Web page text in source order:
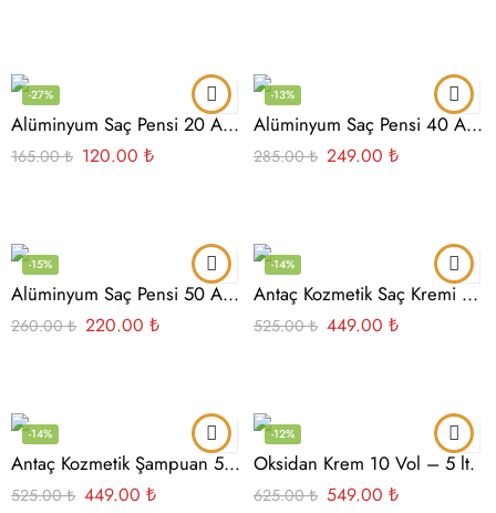
-27%
Alüminyum Saç Pensi 20 Adet
165.00₺ 120.00 ₺
-13%
Alüminyum Saç Pensi 40 Adet
285.00₺ 249.00 ₺
-15%
Alüminyum Saç Pensi 50 Adet
260.00₺ 220.00 ₺
-14%
Antaç Kozmetik Saç Kremi 5 lt.
525.00₺ 449.00 ₺
-14%
Antaç Kozmetik Şampuan 5 Lt.
525.00₺ 449.00 ₺
-12%
Oksidan Krem 10 Vol – 5 lt.
625.00₺ 549.00 ₺